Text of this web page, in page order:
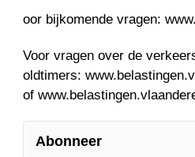
oor bijkomende vragen:
Voor vragen over de
oldtimers:
of
Abonneer